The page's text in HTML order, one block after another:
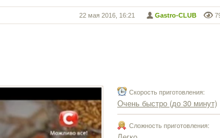
Gastro-CLUB
22 мая 2016, 16:21
Скорость приготовления:
Очень быстро (до 30 минут)
Сложность приготовления: